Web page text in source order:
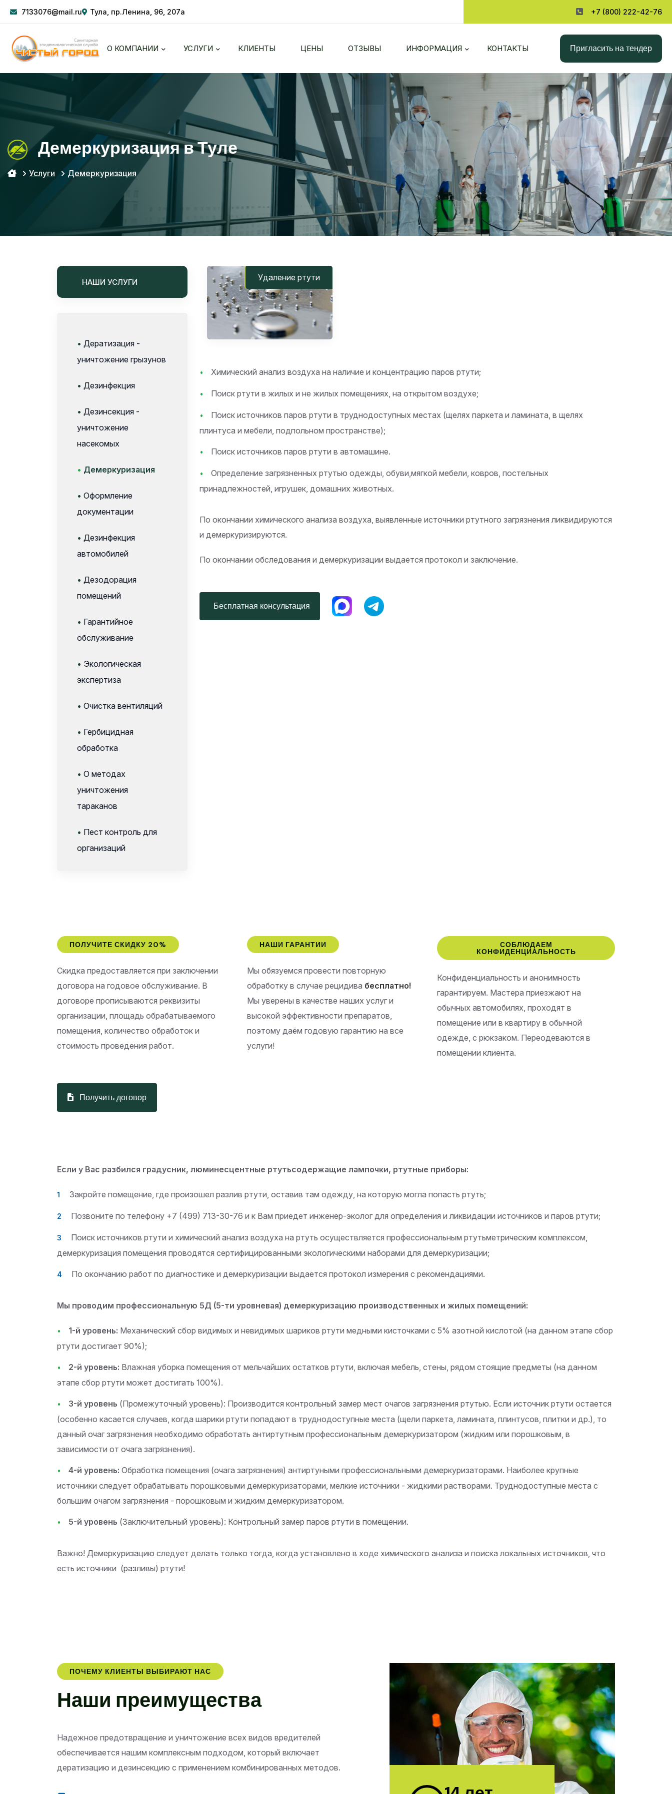
7133076@mail.ru Тула, пр.Ленина, 96, 207а +7 (800) 222-42-76
О КОМПАНИИ УСЛУГИ КЛИЕНТЫ ЦЕНЫ ОТЗЫВЫ ИНФОРМАЦИЯ КОНТАКТЫ Пригласить на тендер
Демеркуризация в Туле
Услуги Демеркуризация
НАШИ УСЛУГИ
• Дератизация -
уничтожение грызунов
• Дезинфекция
• Дезинсекция -
уничтожение
насекомых
• Демеркуризация
• Оформление
документации
• Дезинфекция
автомобилей
• Дезодорация
помещений
• Гарантийное
обслуживание
• Экологическая
экспертиза
• Очистка вентиляций
• Гербицидная
обработка
• О методах
уничтожения
тараканов
• Пест контроль для
организаций
Удаление ртути
Химический анализ воздуха на наличие и концентрацию паров ртути;
Поиск ртути в жилых и не жилых помещениях, на открытом воздухе;
Поиск источников паров ртути в труднодоступных местах (щелях паркета и ламината, в щелях
плинтуса и мебели, подпольном пространстве);
Поиск источников паров ртути в автомашине.
Определение загрязненных ртутью одежды, обуви,мягкой мебели, ковров, постельных
принадлежностей, игрушек, домашних животных.
По окончании химического анализа воздуха, выявленные источники ртутного загрязнения ликвидируются
и демеркуризируются.
По окончании обследования и демеркуризации выдается протокол и заключение.
Бесплатная консультация
ПОЛУЧИТЕ СКИДКУ 20%
Скидка предоставляется при заключении
договора на годовое обслуживание. В
договоре прописываются реквизиты
организации, площадь обрабатываемого
помещения, количество обработок и
стоимость проведения работ.
Получить договор
НАШИ ГАРАНТИИ
Мы обязуемся провести повторную
обработку в случае рецидива бесплатно!
Мы уверены в качестве наших услуг и
высокой эффективности препаратов,
поэтому даём годовую гарантию на все
услуги!
СОБЛЮДАЕМ
КОНФИДЕНЦИАЛЬНОСТЬ
Конфиденциальность и анонимность
гарантируем. Мастера приезжают на
обычных автомобилях, проходят в
помещение или в квартиру в обычной
одежде, с рюкзаком. Переодеваются в
помещении клиента.
Если у Вас разбился градусник, люминесцентные ртутьсодержащие лампочки, ртутные приборы:
Закройте помещение, где произошел разлив ртути, оставив там одежду, на которую могла попасть ртуть;
Позвоните по телефону +7 (499) 713-30-76 и к Вам приедет инженер-эколог для определения и ликвидации источников и паров ртути;
Поиск источников ртути и химический анализ воздуха на ртуть осуществляется профессиональным ртутьметрическим комплексом,
демеркуризация помещения проводятся сертифицированными экологическими наборами для демеркуризации;
По окончанию работ по диагностике и демеркуризации выдается протокол измерения с рекомендациями.
Мы проводим профессиональную 5Д (5-ти уровневая) демеркуризацию производственных и жилых помещений:
1-й уровень: Механический сбор видимых и невидимых шариков ртути медными кисточками с 5% азотной кислотой (на данном этапе сбор
ртути достигает 90%);
2-й уровень: Влажная уборка помещения от мельчайших остатков ртути, включая мебель, стены, рядом стоящие предметы (на данном
этапе сбор ртути может достигать 100%).
3-й уровень (Промежуточный уровень): Производится контрольный замер мест очагов загрязнения ртутью. Если источник ртути остается
(особенно касается случаев, когда шарики ртути попадают в труднодоступные места (щели паркета, ламината, плинтусов, плитки и др.), то
данный очаг загрязнения необходимо обработать антиртутным профессиональным демеркуризатором (жидким или порошковым, в
зависимости от очага загрязнения).
4-й уровень: Обработка помещения (очага загрязнения) антиртуными профессиональными демеркуризаторами. Наиболее крупные
источники следует обрабатывать порошковыми демеркуризаторами, мелкие источники - жидкими растворами. Труднодоступные места с
большим очагом загрязнения - порошковым и жидким демеркуризатором.
5-й уровень (Заключительный уровень): Контрольный замер паров ртути в помещении.
Важно! Демеркуризацию следует делать только тогда, когда установлено в ходе химического анализа и поиска локальных источников, что
есть источники (разливы) ртути!
ПОЧЕМУ КЛИЕНТЫ ВЫБИРАЮТ НАС
Наши преимущества
Надежное предотвращение и уничтожение всех видов вредителей
обеспечивается нашим комплексным подходом, который включает
дератизацию и дезинсекцию с применением комбинированных методов.